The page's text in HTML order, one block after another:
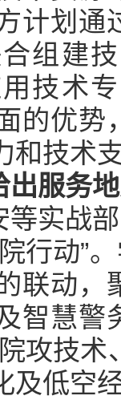
计划
组建
技术
的优势
和技术
服务
等实战
行动”
联动，
智慧警
攻技
及低空